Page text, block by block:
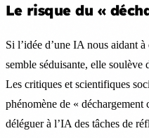
Le risque du «
Si l’idée d’une IA nous aidant
semble séduisante, elle soulève
Les critiques et scientifiques
phénomène de «
déléguer à l’IA des tâches de